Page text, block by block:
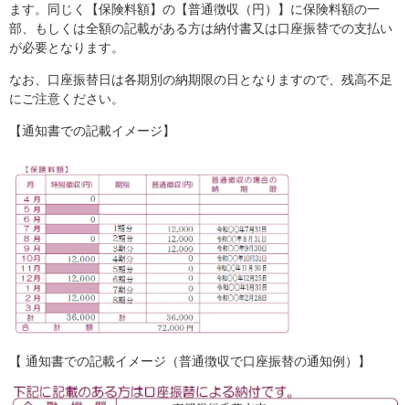
ます。同じく【保険料額】の【普通徴収（円）】に保険料額の一
部、もしくは全額の記載がある方は納付書又は口座振替での支払い
が必要となります。
なお、口座振替日は各期別の納期限の日となりますので、残高不足
にご注意ください。
【通知書での記載イメージ】
【 通知書での記載イメージ（普通徴収で口座振替の通知例）】